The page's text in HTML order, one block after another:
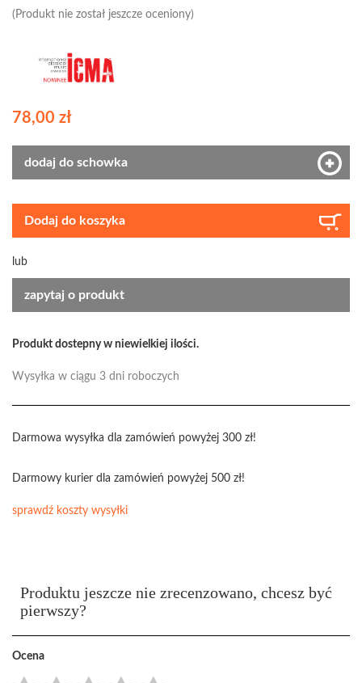
(Produkt nie został jeszcze oceniony)
78,00 zł
dodaj do schowka
Dodaj do koszyka
lub
zapytaj o produkt
Produkt dostepny w niewielkiej ilości.
Wysyłka w ciągu 3 dni roboczych
Darmowa wysyłka dla zamówień powyżej 300 zł!
Darmowy kurier dla zamówień powyżej 500 zł!
sprawdź koszty wysyłki
Produktu jeszcze nie zrecenzowano, chcesz być
pierwszy?
Ocena